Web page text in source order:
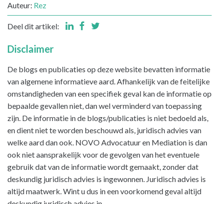
Auteur: Rez
Deel dit artikel:
Disclaimer
De blogs en publicaties op deze website bevatten informatie
van algemene informatieve aard. Afhankelijk van de feitelijke
omstandigheden van een specifiek geval kan de informatie op
bepaalde gevallen niet, dan wel verminderd van toepassing
zijn. De informatie in de blogs/publicaties is niet bedoeld als,
en dient niet te worden beschouwd als, juridisch advies van
welke aard dan ook. NOVO Advocatuur en Mediation is dan
ook niet aansprakelijk voor de gevolgen van het eventuele
gebruik dat van de informatie wordt gemaakt, zonder dat
deskundig juridisch advies is ingewonnen. Juridisch advies is
altijd maatwerk. Wint u dus in een voorkomend geval altijd